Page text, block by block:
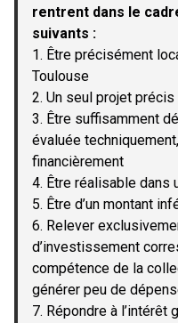
rentrent dans le
suivants :
1. Être précisément
Toulouse
2. Un seul projet
3. Être suffisamment
évaluée
financièrement
4. Être réalisable dans
5. Être d’un montant
6. Relever
d’investissement
compétence de la
générer peu de
7. Répondre à